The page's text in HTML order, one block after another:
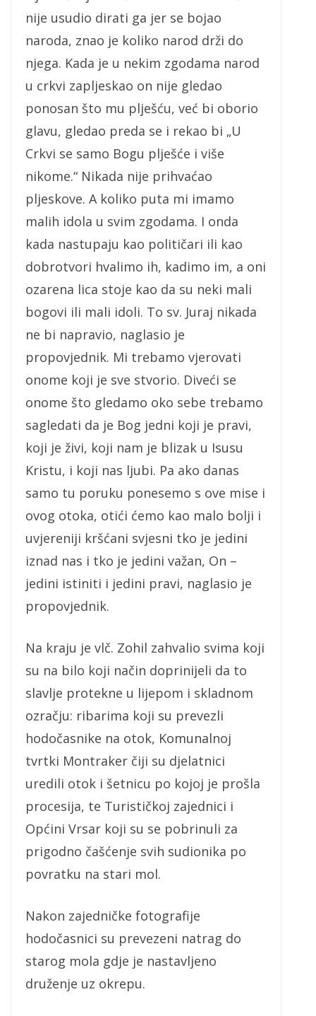
nije usudio dirati ga jer se bojao
naroda, znao je koliko narod drži do
njega. Kada je u nekim zgodama narod
u crkvi zapljeskao on nije gledao
ponosan što mu plješću, već bi oborio
glavu, gledao preda se i rekao bi „U
Crkvi se samo Bogu plješće i više
nikome.“ Nikada nije prihvaćao
pljeskove. A koliko puta mi imamo
malih idola u svim zgodama. I onda
kada nastupaju kao političari ili kao
dobrotvori hvalimo ih, kadimo im, a oni
ozarena lica stoje kao da su neki mali
bogovi ili mali idoli. To sv. Juraj nikada
ne bi napravio, naglasio je
propovjednik. Mi trebamo vjerovati
onome koji je sve stvorio. Diveći se
onome što gledamo oko sebe trebamo
sagledati da je Bog jedni koji je pravi,
koji je živi, koji nam je blizak u Isusu
Kristu, i koji nas ljubi. Pa ako danas
samo tu poruku ponesemo s ove mise i
ovog otoka, otići ćemo kao malo bolji i
uvjereniji kršćani svjesni tko je jedini
iznad nas i tko je jedini važan, On –
jedini istiniti i jedini pravi, naglasio je
propovjednik.
Na kraju je vlč. Zohil zahvalio svima koji
su na bilo koji način doprinijeli da to
slavlje protekne u lijepom i skladnom
ozračju: ribarima koji su prevezli
hodočasnike na otok, Komunalnoj
tvrtki Montraker čiji su djelatnici
uredili otok i šetnicu po kojoj je prošla
procesija, te Turističkoj zajednici i
Općini Vrsar koji su se pobrinuli za
prigodno čašćenje svih sudionika po
povratku na stari mol.
Nakon zajedničke fotografije
hodočasnici su prevezeni natrag do
starog mola gdje je nastavljeno
druženje uz okrepu.